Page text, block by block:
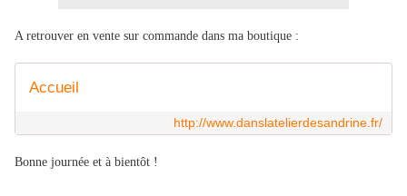
A retrouver en vente sur commande dans ma boutique :
Accueil
http://www.danslatelierdesandrine.fr/
Bonne journée et à bientôt !